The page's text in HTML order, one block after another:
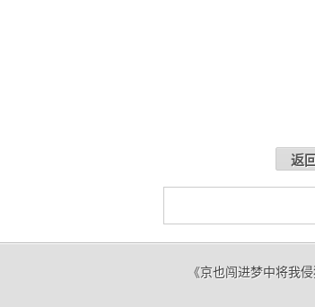
返
《京也闯进梦中将我